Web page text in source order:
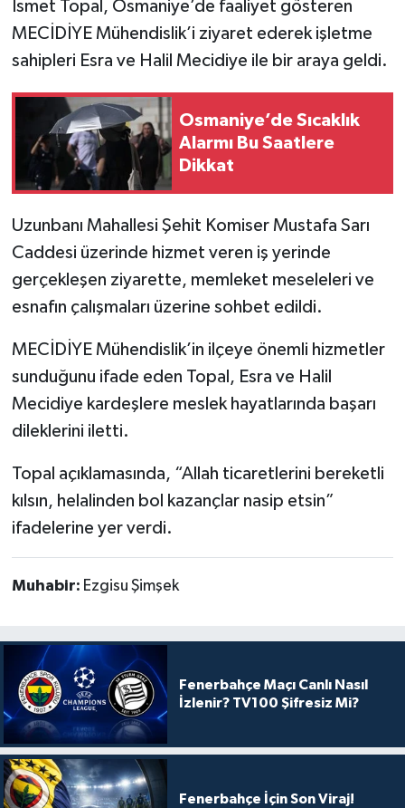
İsmet Topal, Osmaniye’de faaliyet gösteren
MECİDİYE Mühendislik’i ziyaret ederek işletme
sahipleri Esra ve Halil Mecidiye ile bir araya geldi.
Osmaniye’de Sıcaklık
Alarmı Bu Saatlere
Dikkat
Uzunbanı Mahallesi Şehit Komiser Mustafa Sarı
Caddesi üzerinde hizmet veren iş yerinde
gerçekleşen ziyarette, memleket meseleleri ve
esnafın çalışmaları üzerine sohbet edildi.
MECİDİYE Mühendislik’in ilçeye önemli hizmetler
sunduğunu ifade eden Topal, Esra ve Halil
Mecidiye kardeşlere meslek hayatlarında başarı
dileklerini iletti.
Topal açıklamasında, “Allah ticaretlerini bereketli
kılsın, helalinden bol kazançlar nasip etsin”
ifadelerine yer verdi.
Muhabir: Ezgisu Şimşek
Fenerbahçe Maçı Canlı Nasıl
İzlenir? TV100 Şifresiz Mi?
Fenerbahçe İçin Son Viraj!